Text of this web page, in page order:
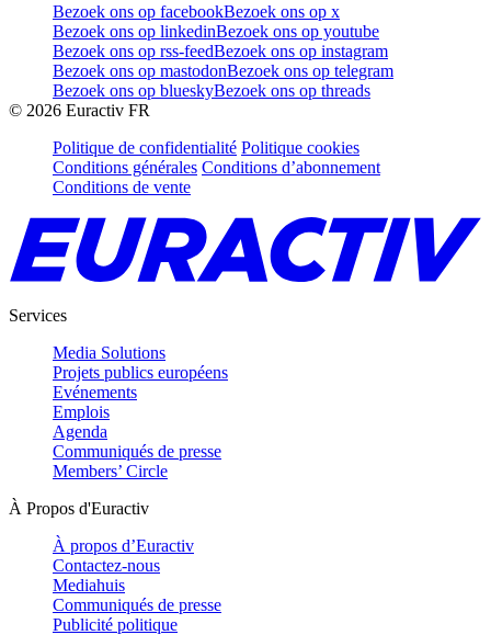
Bezoek ons op facebookBezoek ons op x
Bezoek ons op linkedinBezoek ons op youtube
Bezoek ons op rss-feedBezoek ons op instagram
Bezoek ons op mastodonBezoek ons op telegram
Bezoek ons op blueskyBezoek ons op threads
© 2026 Euractiv FR
Politique de confidentialité Politique cookies
Conditions générales Conditions d’abonnement
Conditions de vente
Services
Media Solutions
Projets publics européens
Evénements
Emplois
Agenda
Communiqués de presse
Members’ Circle
À Propos d'Euractiv
À propos d’Euractiv
Contactez-nous
Mediahuis
Communiqués de presse
Publicité politique